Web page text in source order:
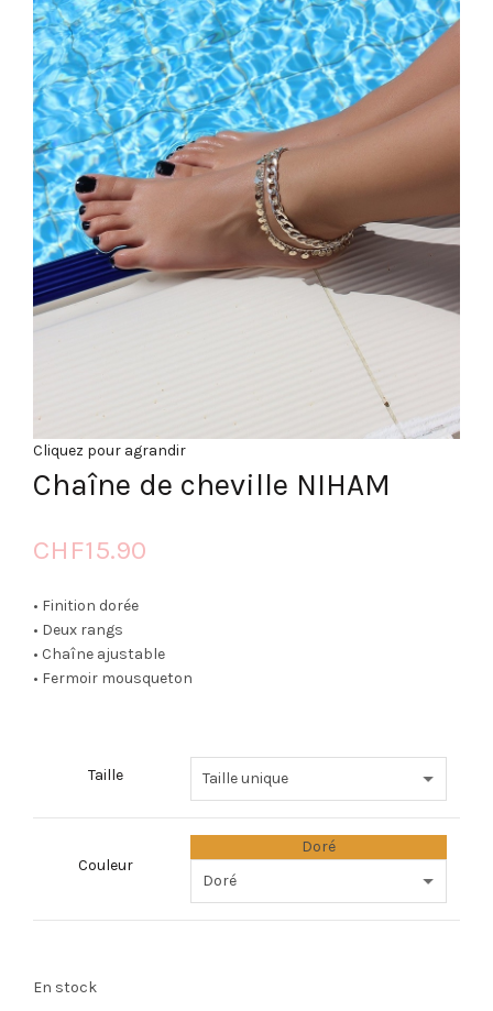
Cliquez pour agrandir
Chaîne de cheville NIHAM
CHF15.90
• Finition dorée
• Deux rangs
• Chaîne ajustable
• Fermoir mousqueton
Taille
Couleur
Doré
En stock